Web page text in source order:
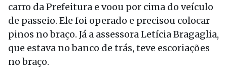
carro da Prefeitura e voou por cima do veículo
de passeio. Ele foi operado e precisou colocar
pinos no braço. Já a assessora Letícia Bragaglia,
que estava no banco de trás, teve escoriações
no braço.